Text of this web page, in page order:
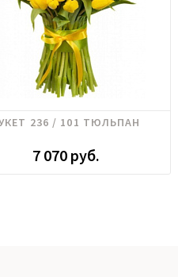
Тюльпаны
236 / 101 ТЮЛЬПАН
7 070 руб.